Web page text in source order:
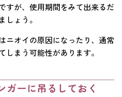
すが、使用期間をみて出来るだ
しょう。
ニオイの原因になったり、通常
しまう可能性があります。
ガーに吊るしておく